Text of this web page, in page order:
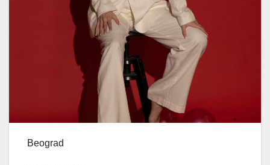
Beograd